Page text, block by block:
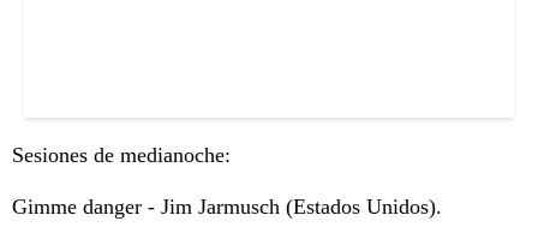
Sesiones de medianoche:
Gimme danger - Jim Jarmusch (Estados Unidos).